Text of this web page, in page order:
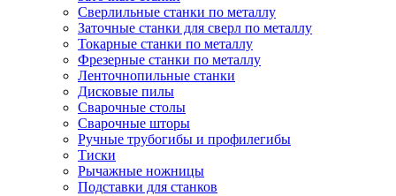
Сверлильные станки по металлу
Заточные станки для сверл по металлу
Токарные станки по металлу
Фрезерные станки по металлу
Ленточнопильные станки
Дисковые пилы
Сварочные столы
Сварочные шторы
Ручные трубогибы и профилегибы
Тиски
Рычажные ножницы
Подставки для станков